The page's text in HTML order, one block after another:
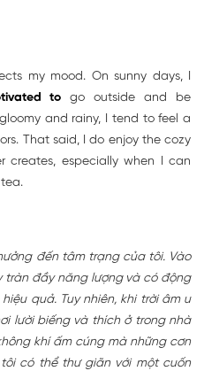
my mood. On sunny days, I
to go outside and be
gloomy and rainy, I tend to feel a
That said, I do enjoy the cozy
creates, especially when I can
đến tâm trạng của tôi. Vào
đầy năng lượng và có động
quả. Tuy nhiên, khi trời âm u
lười biếng và thích ở trong nhà
khí ấm cúng mà những cơn
có thể thư giãn với một cuốn